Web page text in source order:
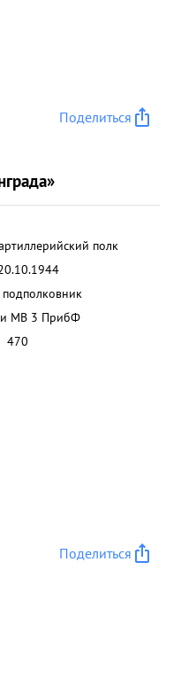
Поделиться
полк
подполковник
МВ 3 ПрибФ
470
Поделиться